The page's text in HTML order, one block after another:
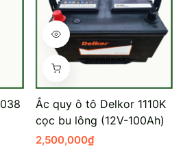
Ắc quy ô tô Delkor 1110K
cọc bu lông (12V-100Ah)
2,500,000₫